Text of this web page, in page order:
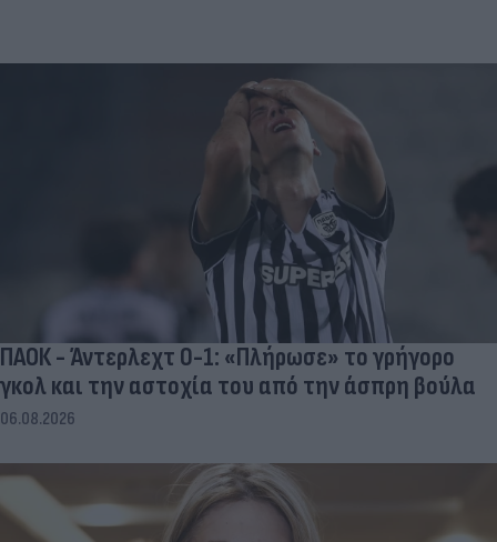
ΠΑΟΚ - Άντερλεχτ 0-1: «Πλήρωσε» το γρήγορο
γκολ και την αστοχία του από την άσπρη βούλα
06.08.2026